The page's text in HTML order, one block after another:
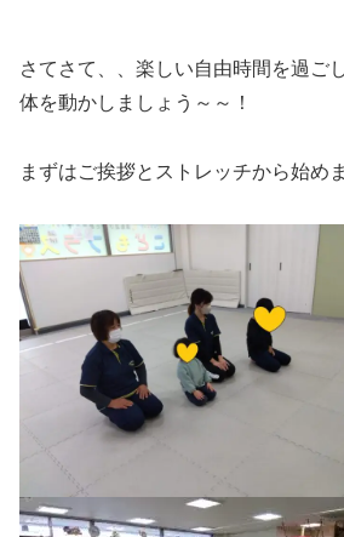
さてさて、、楽しい自由時間を過ご
体を動かしましょう～～！
まずはご挨拶とストレッチから始め